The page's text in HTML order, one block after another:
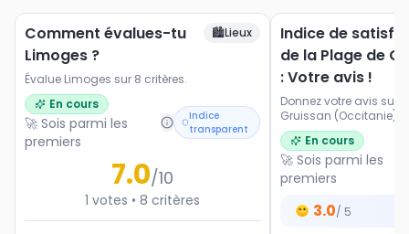
Comment évalues-tu
Limoges ?
🏙️Lieux
Évalue Limoges sur 8 critères.
En cours
🚀 Sois parmi les
premiers
Indice
transparent
7.0/10
1 votes • 8 critères
Indice de
de la Plage de
: Votre avis !
Donnez votre avis sur
Gruissan (Occitanie).
les paysages,
et les activités
En cours
🚀 Sois parmi les
premiers
3.0/ 5